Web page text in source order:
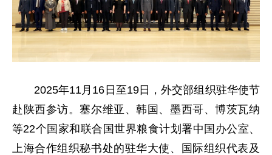
2025年11月16日至19日，外交部组织驻华使节
赴陕西参访。塞尔维亚、韩国、墨西哥、博茨瓦纳
等22个国家和联合国世界粮食计划署中国办公室、
上海合作组织秘书处的驻华大使、国际组织代表及